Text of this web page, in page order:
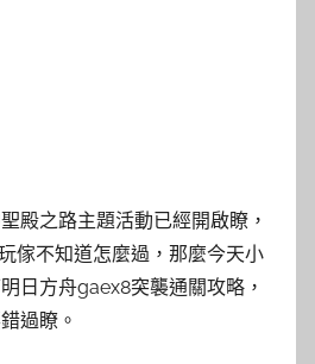
殿之路主題活動已經開啟瞭，
傢不知道怎麼過，那麼今天小
日方舟gaex8突襲通關攻略，
過瞭。